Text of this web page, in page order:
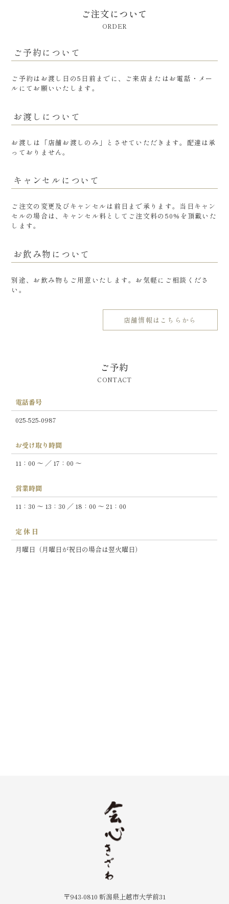
ご注文について
ORDER
ご予約について
ご予約はお渡し日の5日前までに、ご来店またはお電話・メー
ルにてお願いいたします。
お渡しについて
お渡しは「店舗お渡しのみ」とさせていただきます。配達は承
っておりません。
キャンセルについて
ご注文の変更及びキャンセルは前日まで承ります。当日キャン
セルの場合は、キャンセル料としてご注文料の50%を頂戴いた
します。
お飲み物について
別途、お飲み物もご用意いたします。お気軽にご相談くださ
い。
店舗情報はこちらから
ご予約
CONTACT
電話番号
025-525-0987
お受け取り時間
11：00 ～ ／ 17：00 ～
営業時間
11：30 ～ 13：30 ／ 18：00 ～ 21：00
定 休 日
月曜日（月曜日が祝日の場合は翌火曜日）
〒943-0810 新潟県上越市大学前31